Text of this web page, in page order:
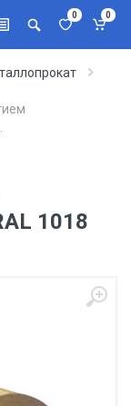
0 0
1018